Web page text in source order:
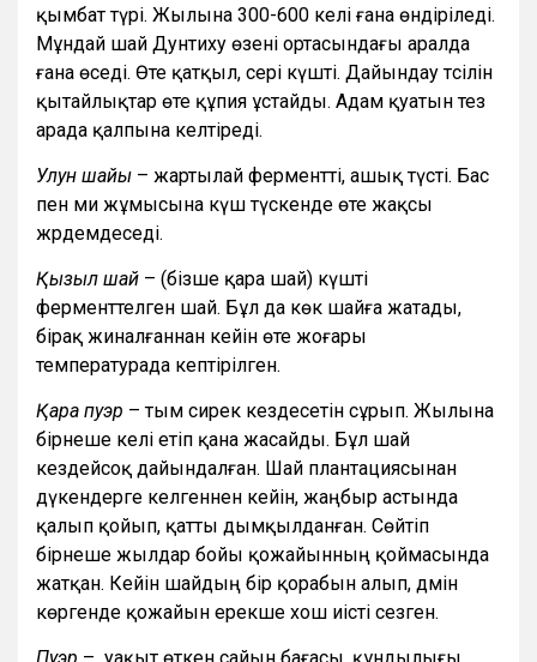
қымбат түрі. Жылына 300-600 келі ғана өндіріледі.
Мұндай шай Дунтиху өзені ортасындағы аралда
ғана өседі. Өте қатқыл, әсері күшті. Дайындау тәсілін
қытайлықтар өте құпия ұстайды. Адам қуатын тез
арада қалпына келтіреді.
Улун шайы – жартылай ферментті, ашық түсті. Бас
пен ми жұмысына күш түскенде өте жақсы
жәрдемдеседі.
Қызыл шай – (бізше қара шай) күшті
ферменттелген шай. Бұл да көк шайға жатады,
бірақ жиналғаннан кейін өте жоғары
температурада кептірілген.
Қара пуэр – тым сирек кездесетін сұрып. Жылына
бірнеше келі етіп қана жасайды. Бұл шай
кездейсоқ дайындалған. Шай плантациясынан
дүкендерге әкелгеннен кейін, жаңбыр астында
қалып қойып, қатты дымқылданған. Сөйтіп
бірнеше жылдар бойы қожайынның қоймасында
жатқан. Кейін шайдың бір қорабын алып, дәмін
көргенде қожайын ерекше хош иісті сезген.